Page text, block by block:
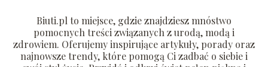
Biuti.pl to miejsce, gdzie znajdziesz mnóstwo
pomocnych treści związanych z urodą, modą i
zdrowiem. Oferujemy inspirujące artykuły, porady oraz
najnowsze trendy, które pomogą Ci zadbać o siebie i